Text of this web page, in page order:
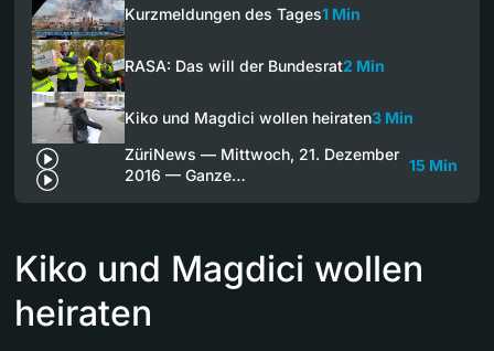
Kurzmeldungen des Tages1 Min
RASA: Das will der Bundesrat2 Min
Kiko und Magdici wollen heiraten3 Min
ZüriNews — Mittwoch, 21. Dezember
2016 — Ganze…
15 Min
Kiko und Magdici wollen
heiraten